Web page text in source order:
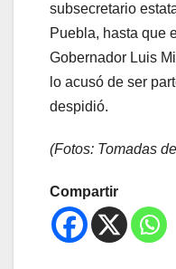
subsecretario
Puebla, hasta que
Gobernador Luis
lo acusó de ser
despidió.
(Fotos: Tomadas
Compartir